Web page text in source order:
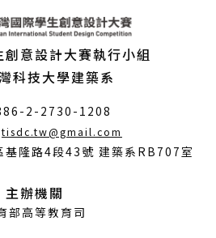
意設計大賽執行小組
科技大學建築系
2-2730-1208
tisdc.tw@gmail.com
開
隆路4段43號 建築系RB707室
主辦機關
部高等教育司